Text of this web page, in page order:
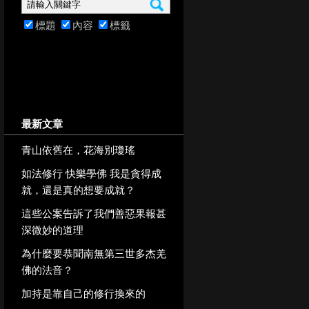
標題 內容 標籤
最新文章
青山依舊在，花海別瓊瑤
如法修行 快樂學佛 我是貪得成
就，還是真的想要成就？
這些公案告訴了我們善惡果報甚
深微妙的道理
為什麼要恭聞南無第三世多杰羌
佛的法音？
加持是靠自己的修行換來的